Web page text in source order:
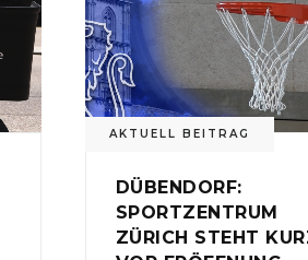
AKTUELL BEITRAG
DÜBENDORF:
SPORTZENTRUM
ZÜRICH STEHT